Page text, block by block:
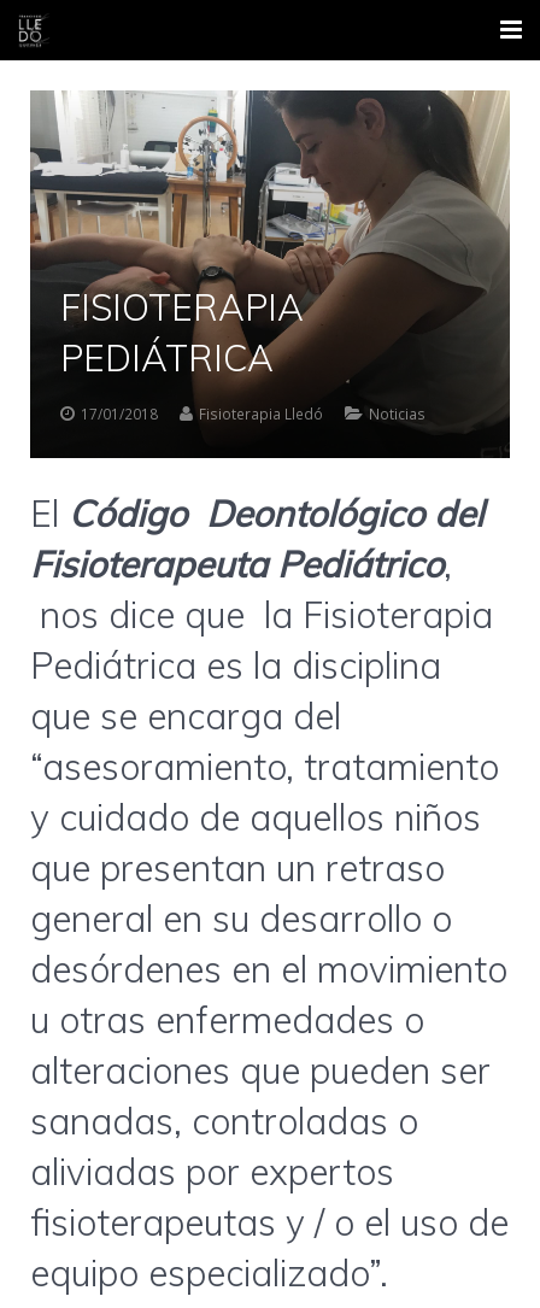
Inicio
Nosotros
Áreas
Contacto
Formación
FISIOTERAPIA
PEDIÁTRICA
17/01/2018 Fisioterapia Lledó Noticias
El Código Deontológico del
Fisioterapeuta Pediátrico,
nos dice que la Fisioterapia
Pediátrica es la disciplina
que se encarga del
“asesoramiento, tratamiento
y cuidado de aquellos niños
que presentan un retraso
general en su desarrollo o
desórdenes en el movimiento
u otras enfermedades o
alteraciones que pueden ser
sanadas, controladas o
aliviadas por expertos
fisioterapeutas y / o el uso de
equipo especializado”.